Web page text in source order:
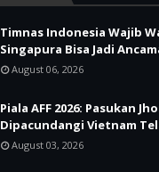
Timnas Indonesia Wajib
Singapura Bisa Jadi
August 06, 2026
Piala AFF 2026: Pasukan
Dipacundangi Vietnam
August 03, 2026